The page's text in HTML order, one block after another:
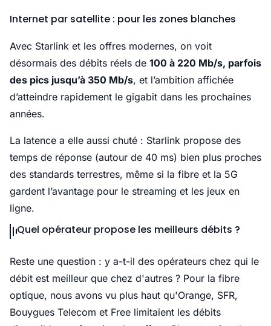
Internet par satellite : pour les zones blanches
Avec Starlink et les offres modernes, on voit
désormais des débits réels de 100 à 220 Mb/s, parfois
des pics jusqu’à 350 Mb/s, et l’ambition affichée
d’atteindre rapidement le gigabit dans les prochaines
années.
La latence a elle aussi chuté : Starlink propose des
temps de réponse (autour de 40 ms) bien plus proches
des standards terrestres, même si la fibre et la 5G
gardent l’avantage pour le streaming et les jeux en
ligne.
Quel opérateur propose les meilleurs débits ?
Reste une question : y a-t-il des opérateurs chez qui le
débit est meilleur que chez d'autres ? Pour la fibre
optique, nous avons vu plus haut qu'Orange, SFR,
Bouygues Telecom et Free limitaient les débits